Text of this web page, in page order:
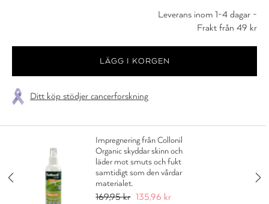
Leverans inom 1-4 dagar -
Frakt från 49 kr
Ditt köp stödjer cancerforskning
Impregnering från Collonil
Organic skyddar skinn och
läder mot smuts och fukt
samtidigt som den vårdar
materialet.
169,95 kr 135,96 kr